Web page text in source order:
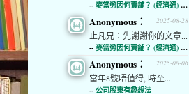
-- 麥當勞因何賣舖？ (經濟通) (略)
2025-08-28
Anonymous：
止凡兄：先謝謝你的文章...
-- 麥當勞因何賣舖？ (經濟通) (略)
2025-08-06
Anonymous：
當年8號唔值得, 時至...
-- 公司股東有趣想法